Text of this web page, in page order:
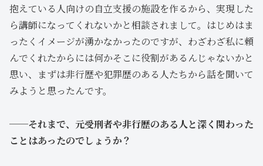
抱えている人向けの自立支援の施設を作るから、実現した
ら講師になってくれないかと相談されまして。はじめはま
ったくイメージが湧かなかったのですが、わざわざ私に頼
んでくれたからには何かそこに役割があるんじゃないかと
思い、まずは非行歴や犯罪歴のある人たちから話を聞いて
みようと思ったんです。
──それまで、元受刑者や非行歴のある人と深く関わった
ことはあったのでしょうか？